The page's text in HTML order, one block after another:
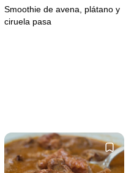
Smoothie de avena, plátano y
ciruela pasa